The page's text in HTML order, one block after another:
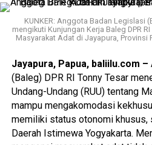
pengusaha, teman-teman buruh,
agar keseimbangan tersebut
Ketenagakerjaan perlu dikawal
dialog agar seluruh aspirasi
efektif. Namun demikian, ia
pekerja juga melakukan
legislasi sesuai dengan hak
KUNKER: Anggota Badan Legislasi
mengikuti Kunjungan Kerja Baleg DPR
Masyarakat Adat di Jayapura, Provinsi
Jayapura, Papua, baliilu.com –
(Baleg) DPR RI Tonny Tesar
Undang-Undang (RUU) tentang
mampu mengakomodasi
memiliki status otonomi khusus,
Daerah Istimewa Yogyakarta.